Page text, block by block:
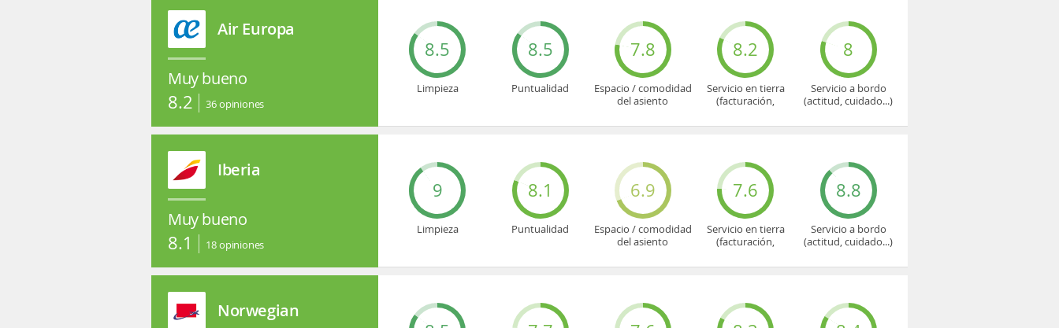
Air Europa
Muy bueno
8.2 36opiniones
8.5
Limpieza
8.5
Puntualidad
7.8
Espacio / comodidad
del asiento
8.2
Servicio en tierra
(facturación,
8
Servicio a bordo
(actitud, cuidado...)
Iberia
Muy bueno
8.1 18opiniones
9
Limpieza
8.1
Puntualidad
6.9
Espacio / comodidad
del asiento
7.6
Servicio en tierra
(facturación,
8.8
Servicio a bordo
(actitud, cuidado...)
Norwegian